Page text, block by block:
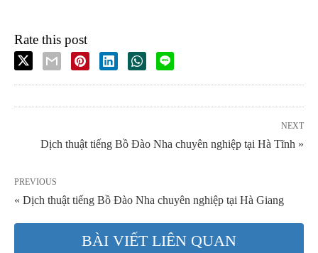
Rate this post
NEXT
Dịch thuật tiếng Bồ Đào Nha chuyên nghiệp tại Hà Tĩnh »
PREVIOUS
« Dịch thuật tiếng Bồ Đào Nha chuyên nghiệp tại Hà Giang
BÀI VIẾT LIÊN QUAN